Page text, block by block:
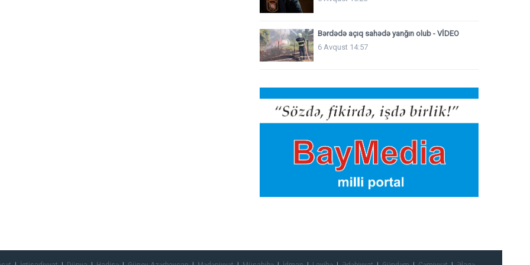
Bərdədə açıq sahədə yanğın olub - VİDEO
6 Avqust 14:57